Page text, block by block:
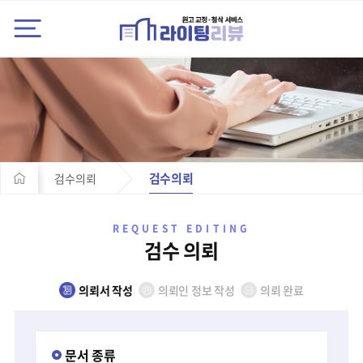
검수의뢰 검수의뢰
REQUEST EDITING
검수 의뢰
의뢰서 작성 의뢰인 정보 작성 의뢰 완료
문서 종류